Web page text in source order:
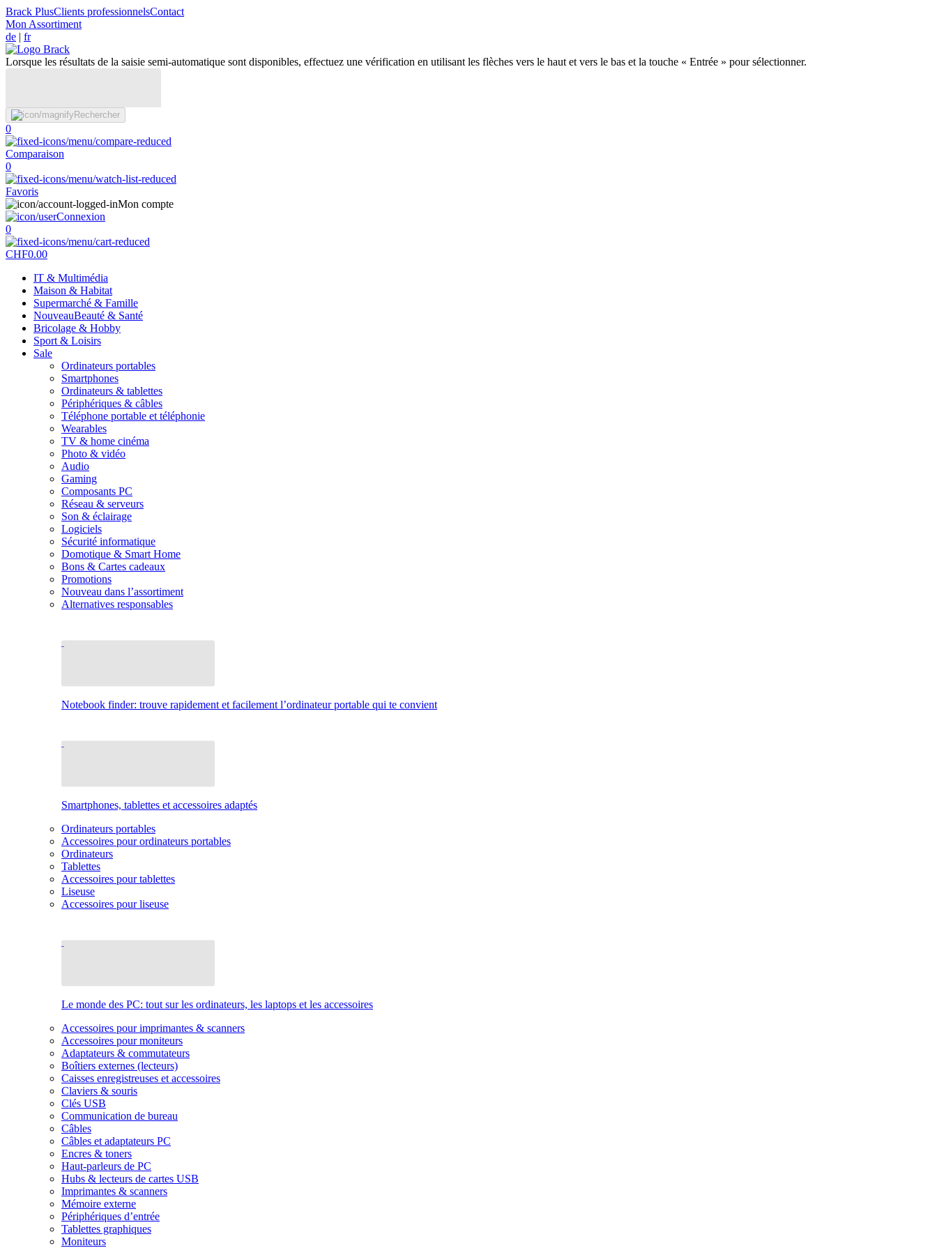
Brack PlusClients professionnelsContact
Mon Assortiment
de | fr
Lorsque les résultats de la saisie semi-automatique sont disponibles, effectuez une vérification en utilisant les flèches vers le haut et vers le bas et la touche « Entrée » pour sélectionner.
Rechercher
0
Comparaison
0
Favoris
Mon compte
Connexion
0
CHF0.00
IT & Multimédia
Maison & Habitat
Supermarché & Famille
NouveauBeauté & Santé
Bricolage & Hobby
Sport & Loisirs
Sale
Ordinateurs portables
Smartphones
Ordinateurs & tablettes
Périphériques & câbles
Téléphone portable et téléphonie
Wearables
TV & home cinéma
Photo & vidéo
Audio
Gaming
Composants PC
Réseau & serveurs
Son & éclairage
Logiciels
Sécurité informatique
Domotique & Smart Home
Bons & Cartes cadeaux
Promotions
Nouveau dans l’assortiment
Alternatives responsables
Notebook finder: trouve rapidement et facilement l’ordinateur portable qui te convient
Smartphones, tablettes et accessoires adaptés
Ordinateurs portables
Accessoires pour ordinateurs portables
Ordinateurs
Tablettes
Accessoires pour tablettes
Liseuse
Accessoires pour liseuse
Le monde des PC: tout sur les ordinateurs, les laptops et les accessoires
Accessoires pour imprimantes & scanners
Accessoires pour moniteurs
Adaptateurs & commutateurs
Boîtiers externes (lecteurs)
Caisses enregistreuses et accessoires
Claviers & souris
Clés USB
Communication de bureau
Câbles
Câbles et adaptateurs PC
Encres & toners
Haut-parleurs de PC
Hubs & lecteurs de cartes USB
Imprimantes & scanners
Mémoire externe
Périphériques d’entrée
Tablettes graphiques
Moniteurs